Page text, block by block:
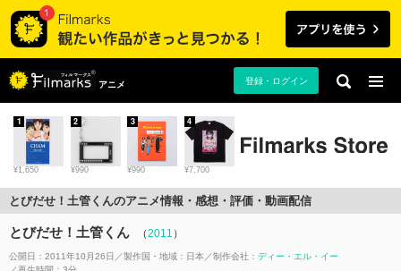
アニメ 登録・ログイン
¥1,650
1
¥990
2
¥990
3
¥7,700
4
とびだせ！土管くんのアニメ情報・感想・評価・動画配信
とびだせ！土管くん （2011 ）
公開日：2011年10月26日 製作国・地域： 日本 制作会社： ディー・エル・イー